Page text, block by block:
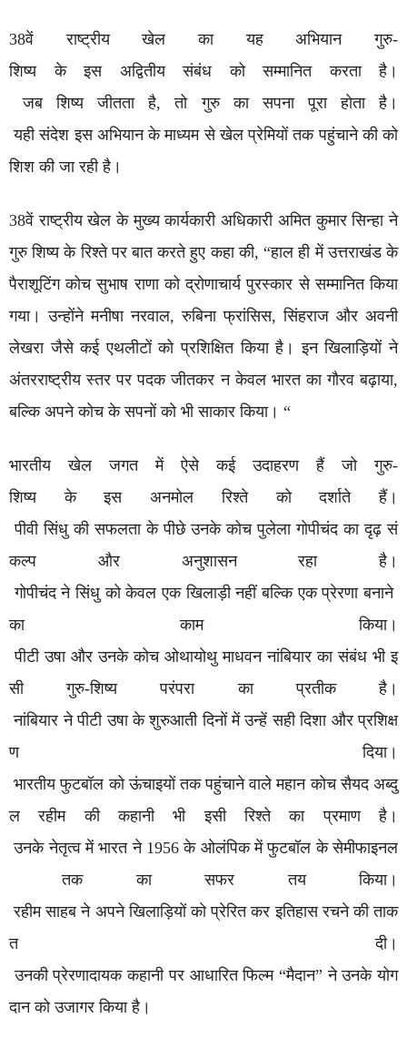
38वें राष्ट्रीय खेल का यह अभियान गुरु-
शिष्य के इस अद्वितीय संबंध को सम्मानित करता है।
जब शिष्य जीतता है, तो गुरु का सपना पूरा होता है।
यही संदेश इस अभियान के माध्यम से खेल प्रेमियों तक पहुंचाने की को
शिश की जा रही है।
38वें राष्ट्रीय खेल के मुख्य कार्यकारी अधिकारी अमित कुमार सिन्हा ने
गुरु शिष्य के रिश्ते पर बात करते हुए कहा की, “हाल ही में उत्तराखंड के
पैराशूटिंग कोच सुभाष राणा को द्रोणाचार्य पुरस्कार से सम्मानित किया
गया। उन्होंने मनीषा नरवाल, रुबिना फ्रांसिस, सिंहराज और अवनी
लेखरा जैसे कई एथलीटों को प्रशिक्षित किया है। इन खिलाड़ियों ने
अंतरराष्ट्रीय स्तर पर पदक जीतकर न केवल भारत का गौरव बढ़ाया,
बल्कि अपने कोच के सपनों को भी साकार किया। “
भारतीय खेल जगत में ऐसे कई उदाहरण हैं जो गुरु-
शिष्य के इस अनमोल रिश्ते को दर्शाते हैं।
पीवी सिंधु की सफलता के पीछे उनके कोच पुलेला गोपीचंद का दृढ़ सं
कल्प और अनुशासन रहा है।
गोपीचंद ने सिंधु को केवल एक खिलाड़ी नहीं बल्कि एक प्रेरणा बनाने
का काम किया।
पीटी उषा और उनके कोच ओथायोथु माधवन नांबियार का संबंध भी इ
सी गुरु-शिष्य परंपरा का प्रतीक है।
नांबियार ने पीटी उषा के शुरुआती दिनों में उन्हें सही दिशा और प्रशिक्ष
ण दिया।
भारतीय फुटबॉल को ऊंचाइयों तक पहुंचाने वाले महान कोच सैयद अब्दु
ल रहीम की कहानी भी इसी रिश्ते का प्रमाण है।
उनके नेतृत्व में भारत ने 1956 के ओलंपिक में फुटबॉल के सेमीफाइनल
तक का सफर तय किया।
रहीम साहब ने अपने खिलाड़ियों को प्रेरित कर इतिहास रचने की ताक
त दी।
उनकी प्रेरणादायक कहानी पर आधारित फिल्म “मैदान” ने उनके योग
दान को उजागर किया है।